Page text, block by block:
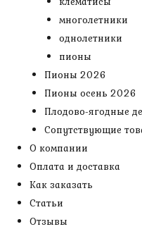
многолетники
однолетники
пионы
Пионы 2026
Пионы осень 2026
Плодово-ягодные
Сопутствующие
О компании
Оплата и доставка
Как заказать
Статьи
Отзывы